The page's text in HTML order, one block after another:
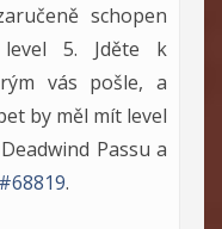
schopen
5. Jděte k
vás pošle, a
by měl mít level
Passu a
.